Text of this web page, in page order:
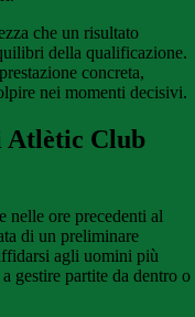
che un risultato
della qualificazione.
concreta,
nei momenti decisivi.
Atlètic Club
ore precedenti al
di un preliminare
agli uomini più
gestire partite da dentro o